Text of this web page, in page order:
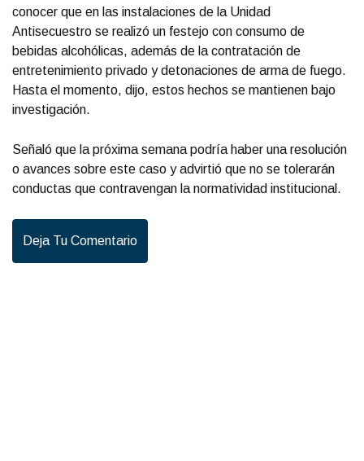
conocer que en las instalaciones de la Unidad
Antisecuestro se realizó un festejo con consumo de
bebidas alcohólicas, además de la contratación de
entretenimiento privado y detonaciones de arma de fuego.
Hasta el momento, dijo, estos hechos se mantienen bajo
investigación.
Señaló que la próxima semana podría haber una resolución
o avances sobre este caso y advirtió que no se tolerarán
conductas que contravengan la normatividad institucional.
Deja Tu Comentario